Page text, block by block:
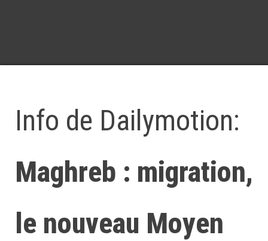
Info de Dailymotion:
Maghreb : migration,
le nouveau Moyen